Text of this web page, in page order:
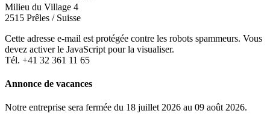
Milieu du Village 4
2515 Prêles / Suisse
Cette adresse e-mail est protégée contre les robots spammeurs. Vous
devez activer le JavaScript pour la visualiser.
Tél. +41 32 361 11 65
Annonce de vacances
Notre entreprise sera fermée du 18 juillet 2026 au 09 août 2026.